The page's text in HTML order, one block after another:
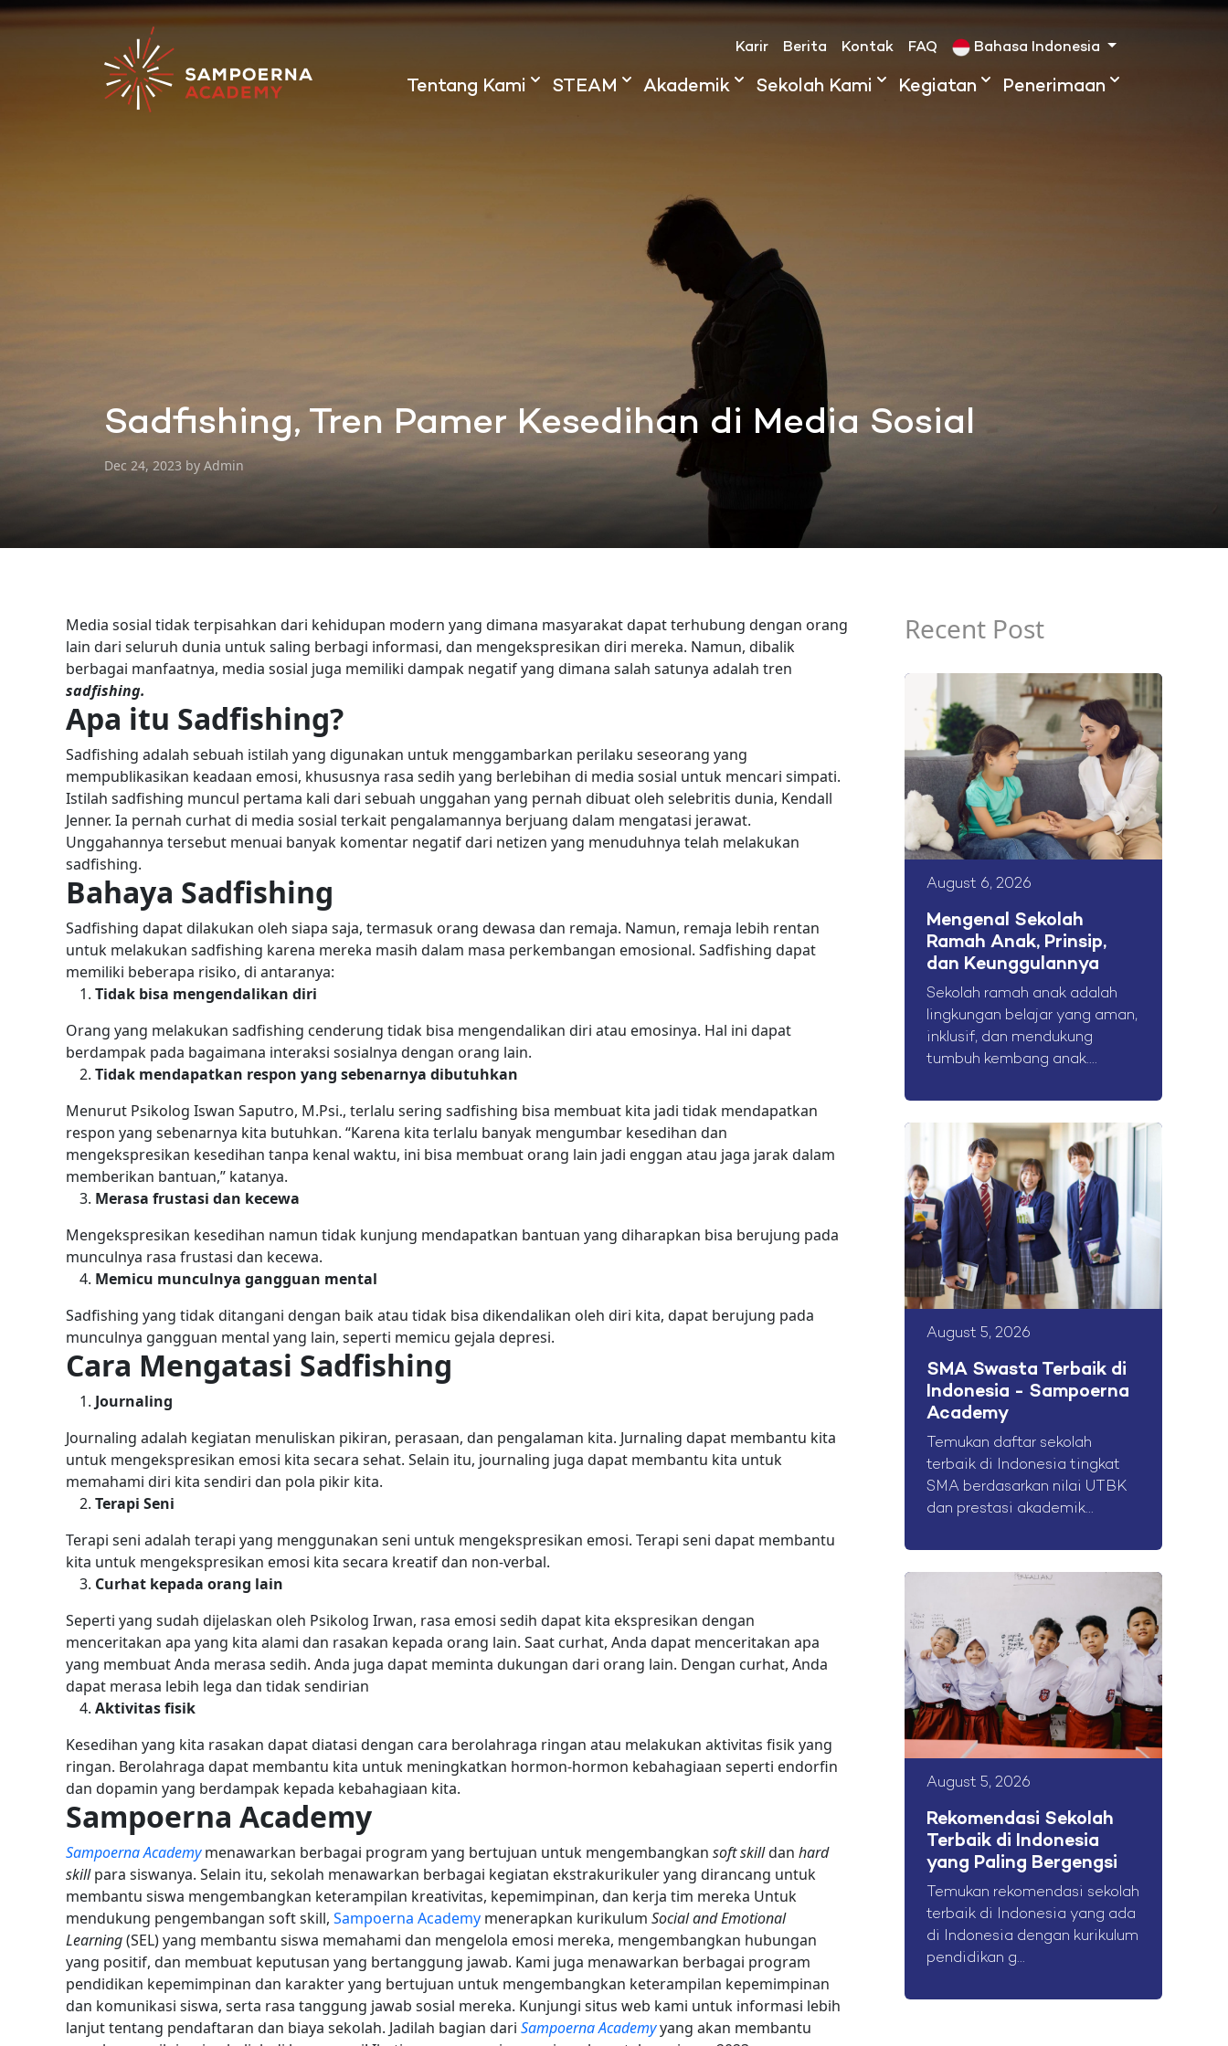
Karir Berita Kontak FAQ Bahasa Indonesia
Tentang Kami STEAM Akademik Sekolah Kami Kegiatan Penerimaan
Sadfishing, Tren Pamer Kesedihan di Media Sosial
Dec 24, 2023 by Admin
Media sosial tidak terpisahkan dari kehidupan modern yang dimana masyarakat dapat terhubung dengan orang
lain dari seluruh dunia untuk saling berbagi informasi, dan mengekspresikan diri mereka. Namun, dibalik
berbagai manfaatnya, media sosial juga memiliki dampak negatif yang dimana salah satunya adalah tren
sadfishing.
Apa itu Sadfishing?
Sadfishing adalah sebuah istilah yang digunakan untuk menggambarkan perilaku seseorang yang
mempublikasikan keadaan emosi, khususnya rasa sedih yang berlebihan di media sosial untuk mencari simpati.
Istilah sadfishing muncul pertama kali dari sebuah unggahan yang pernah dibuat oleh selebritis dunia, Kendall
Jenner. Ia pernah curhat di media sosial terkait pengalamannya berjuang dalam mengatasi jerawat.
Unggahannya tersebut menuai banyak komentar negatif dari netizen yang menuduhnya telah melakukan
sadfishing.
Bahaya Sadfishing
Sadfishing dapat dilakukan oleh siapa saja, termasuk orang dewasa dan remaja. Namun, remaja lebih rentan
untuk melakukan sadfishing karena mereka masih dalam masa perkembangan emosional. Sadfishing dapat
memiliki beberapa risiko, di antaranya:
Tidak bisa mengendalikan diri
Orang yang melakukan sadfishing cenderung tidak bisa mengendalikan diri atau emosinya. Hal ini dapat
berdampak pada bagaimana interaksi sosialnya dengan orang lain.
Tidak mendapatkan respon yang sebenarnya dibutuhkan
Menurut Psikolog Iswan Saputro, M.Psi., terlalu sering sadfishing bisa membuat kita jadi tidak mendapatkan
respon yang sebenarnya kita butuhkan. “Karena kita terlalu banyak mengumbar kesedihan dan
mengekspresikan kesedihan tanpa kenal waktu, ini bisa membuat orang lain jadi enggan atau jaga jarak dalam
memberikan bantuan,” katanya.
Merasa frustasi dan kecewa
Mengekspresikan kesedihan namun tidak kunjung mendapatkan bantuan yang diharapkan bisa berujung pada
munculnya rasa frustasi dan kecewa.
Memicu munculnya gangguan mental
Sadfishing yang tidak ditangani dengan baik atau tidak bisa dikendalikan oleh diri kita, dapat berujung pada
munculnya gangguan mental yang lain, seperti memicu gejala depresi.
Cara Mengatasi Sadfishing
Journaling
Journaling adalah kegiatan menuliskan pikiran, perasaan, dan pengalaman kita. Jurnaling dapat membantu kita
untuk mengekspresikan emosi kita secara sehat. Selain itu, journaling juga dapat membantu kita untuk
memahami diri kita sendiri dan pola pikir kita.
Terapi Seni
Terapi seni adalah terapi yang menggunakan seni untuk mengekspresikan emosi. Terapi seni dapat membantu
kita untuk mengekspresikan emosi kita secara kreatif dan non-verbal.
Curhat kepada orang lain
Seperti yang sudah dijelaskan oleh Psikolog Irwan, rasa emosi sedih dapat kita ekspresikan dengan
menceritakan apa yang kita alami dan rasakan kepada orang lain. Saat curhat, Anda dapat menceritakan apa
yang membuat Anda merasa sedih. Anda juga dapat meminta dukungan dari orang lain. Dengan curhat, Anda
dapat merasa lebih lega dan tidak sendirian
Aktivitas fisik
Kesedihan yang kita rasakan dapat diatasi dengan cara berolahraga ringan atau melakukan aktivitas fisik yang
ringan. Berolahraga dapat membantu kita untuk meningkatkan hormon-hormon kebahagiaan seperti endorfin
dan dopamin yang berdampak kepada kebahagiaan kita.
Sampoerna Academy
Sampoerna Academymenawarkan berbagai program yang bertujuan untuk mengembangkan soft skilldan hard
skillpara siswanya. Selain itu, sekolah menawarkan berbagai kegiatan ekstrakurikuler yang dirancang untuk
membantu siswa mengembangkan keterampilan kreativitas, kepemimpinan, dan kerja tim mereka Untuk
mendukung pengembangan soft skill, Sampoerna Academy menerapkan kurikulum Social and Emotional
Learning(SEL) yang membantu siswa memahami dan mengelola emosi mereka, mengembangkan hubungan
yang positif, dan membuat keputusan yang bertanggung jawab. Kami juga menawarkan berbagai program
pendidikan kepemimpinan dan karakter yang bertujuan untuk mengembangkan keterampilan kepemimpinan
dan komunikasi siswa, serta rasa tanggung jawab sosial mereka. Kunjungi situs web kami untuk informasi lebih
lanjut tentang pendaftaran dan biaya sekolah. Jadilah bagian dari Sampoerna Academyyang akan membantu
Recent Post
August 6, 2026
Mengenal Sekolah
Ramah Anak, Prinsip,
dan Keunggulannya
Sekolah ramah anak adalah
lingkungan belajar yang aman,
inklusif, dan mendukung
tumbuh kembang anak....
August 5, 2026
SMA Swasta Terbaik di
Indonesia - Sampoerna
Academy
Temukan daftar sekolah
terbaik di Indonesia tingkat
SMA berdasarkan nilai UTBK
dan prestasi akademik...
August 5, 2026
Rekomendasi Sekolah
Terbaik di Indonesia
yang Paling Bergengsi
Temukan rekomendasi sekolah
terbaik di Indonesia yang ada
di Indonesia dengan kurikulum
pendidikan g...